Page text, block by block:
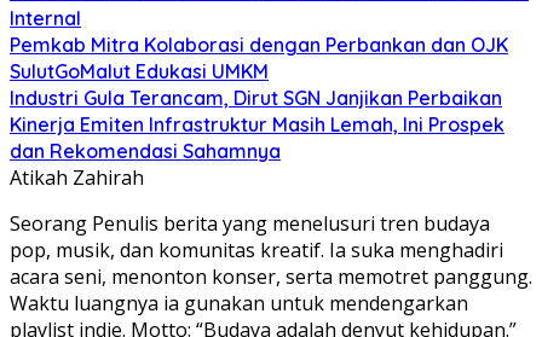
Internal
Pemkab Mitra Kolaborasi dengan Perbankan dan OJK
SulutGoMalut Edukasi UMKM
Industri Gula Terancam, Dirut SGN Janjikan Perbaikan
Kinerja Emiten Infrastruktur Masih Lemah, Ini Prospek
dan Rekomendasi Sahamnya
Atikah Zahirah
Seorang Penulis berita yang menelusuri tren budaya
pop, musik, dan komunitas kreatif. Ia suka menghadiri
acara seni, menonton konser, serta memotret panggung.
Waktu luangnya ia gunakan untuk mendengarkan
playlist indie. Motto: “Budaya adalah denyut kehidupan.”